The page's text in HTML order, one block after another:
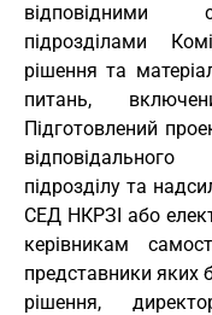
відповідними
підрозділами
рішення та
питань,
Підготовлений
підрозділу та
СЕД НКРЗІ або
керівникам
представники яких
рішення,